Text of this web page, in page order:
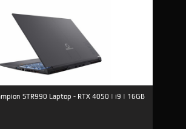
STR990 Laptop - RTX 4050 | i9 | 16GB